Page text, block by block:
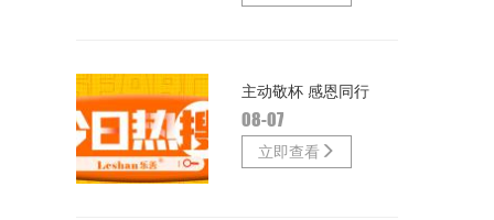
主动敬杯 感恩同行
08-07
立即查看